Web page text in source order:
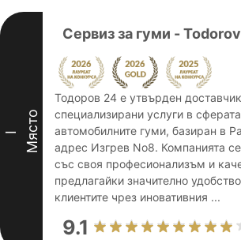
I Място
Сервиз за гуми -
Тодоров 24 е утвърден
специализирани услуги в
автомобилните гуми, базиран в
адрес Изгрев No8. Компанията се
със своя професионализъм и
предлагайки значително
клиентите чрез иновативния ...
9.1